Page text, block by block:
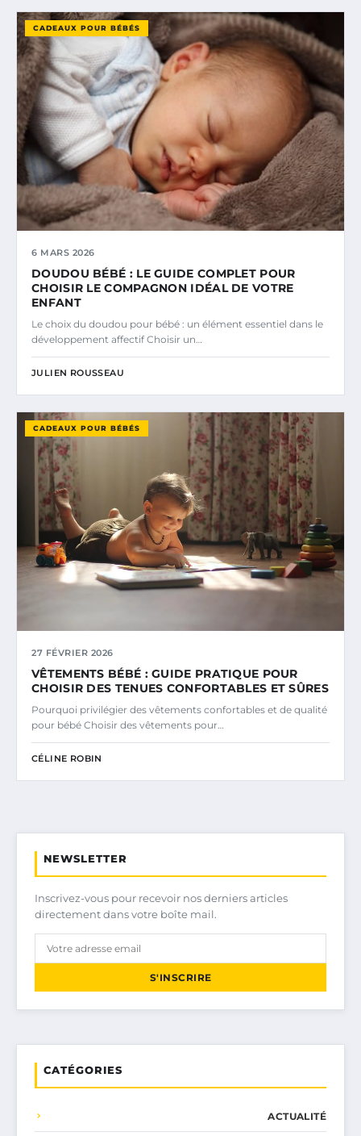
CADEAUX POUR BÉBÉS
6 MARS 2026
DOUDOU BÉBÉ : LE GUIDE COMPLET POUR
CHOISIR LE COMPAGNON IDÉAL DE VOTRE
ENFANT
Le choix du doudou pour bébé : un élément essentiel dans le
développement affectif Choisir un…
JULIEN ROUSSEAU
CADEAUX POUR BÉBÉS
27 FÉVRIER 2026
VÊTEMENTS BÉBÉ : GUIDE PRATIQUE POUR
CHOISIR DES TENUES CONFORTABLES ET SÛRES
Pourquoi privilégier des vêtements confortables et de qualité
pour bébé Choisir des vêtements pour…
CÉLINE ROBIN
NEWSLETTER
Inscrivez-vous pour recevoir nos derniers articles
directement dans votre boîte mail.
S'INSCRIRE
CATÉGORIES
ACTUALITÉ